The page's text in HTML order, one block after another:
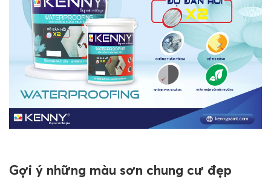
Gợi ý những màu sơn chung cư đẹp